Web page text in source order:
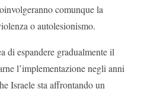
comunque la
o autolesionismo.
di espandere gradualmente il
l’implementazione negli anni
Israele sta affrontando un